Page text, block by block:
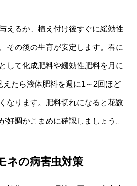
えるか、植え付け後すぐに緩効性
その後の生育が安定します。春に
して化成肥料や緩効性肥料を月に
えたら液体肥料を週に1～2回ほど
なります。肥料切れになると花数
好調かこまめに確認しましょう。
ネの病害虫対策